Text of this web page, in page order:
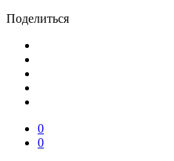
Поделиться
0
0